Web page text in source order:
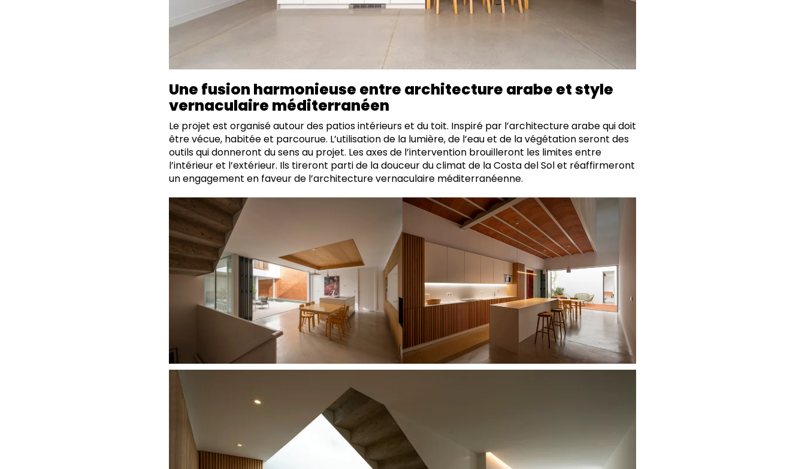
Une fusion harmonieuse entre architecture arabe et style
vernaculaire méditerranéen
Le projet est organisé autour des patios intérieurs et du toit. Inspiré par l’architecture arabe qui doit
être vécue, habitée et parcourue. L’utilisation de la lumière, de l’eau et de la végétation seront des
outils qui donneront du sens au projet. Les axes de l’intervention brouilleront les limites entre
l’intérieur et l’extérieur. Ils tireront parti de la douceur du climat de la Costa del Sol et réaffirmeront
un engagement en faveur de l’architecture vernaculaire méditerranéenne.